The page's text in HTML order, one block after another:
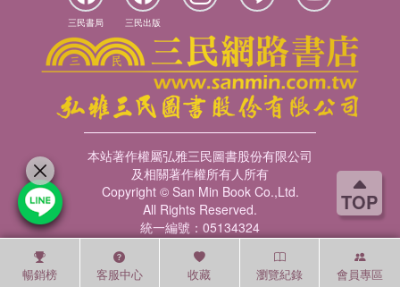
TOP
暢銷榜 客服中心 收藏 瀏覽紀錄 會員專區
三民書局 三民出版
本站著作權屬弘雅三民圖書股份有限公司
及相關著作權所有人所有
Copyright © San Min Book Co.,Ltd.
All Rights Reserved.
統一編號：05134324